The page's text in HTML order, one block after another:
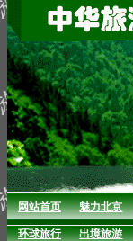
网站首页 魅力北京
环球旅行 出境旅游